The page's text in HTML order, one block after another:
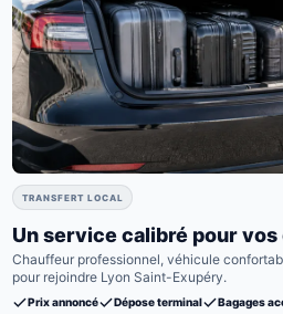
TRANSFERT LOCAL
Un service calibré pour
Chauffeur professionnel, véhicule
pour rejoindre Lyon Saint-Exupéry.
Prix annoncé Dépose terminal Bagages